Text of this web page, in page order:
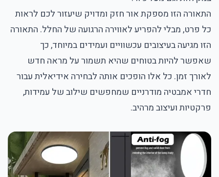
התאורה הזו מספקת אור חזק ומדויק שיעזור לכם לראות
כל פרט, מבלי להפריע לאווירה הרגועה של החלל. התאורה
הזו מגיעה בעיצובים עכשוויים ועמידים במיוחד, כך
שאפשר להיות בטוחים שהיא תשמור על מראה חדש
לאורך זמן. כל אלו הופכים אותה לבחירה אידיאלית עבור
חדרי אמבטיה מודרניים שמחפשים שילוב של עמידות,
פרקטיות ועיצוב מרהיב.